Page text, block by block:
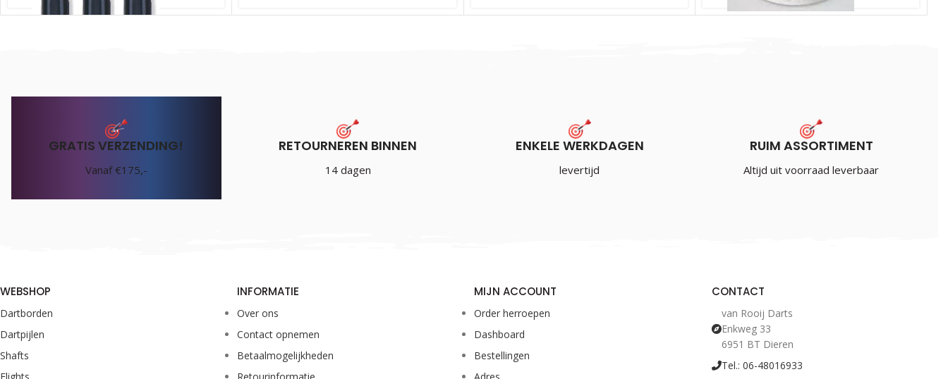
Unicorn Catalyst Black
€1.50
GRATIS VERZENDING!
Vanaf €175,-
RETOURNEREN BINNEN
14 dagen
ENKELE WERKDAGEN
levertijd
RUIM ASSORTIMENT
Altijd uit voorraad leverbaar
WEBSHOP
Dartborden
Dartpijlen
Shafts
INFORMATIE
Over ons
Contact opnemen
Betaalmogelijkheden
MIJN ACCOUNT
Order herroepen
Dashboard
Bestellingen
CONTACT
van Rooij Darts
Enkweg 33
6951 BT Dieren
Tel.: 06-48016933